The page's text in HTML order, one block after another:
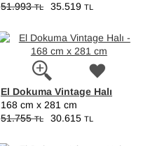
51.993TL 35.519 TL
El Dokuma Vintage Halı
168 cm x 281 cm
51.755TL 30.615 TL